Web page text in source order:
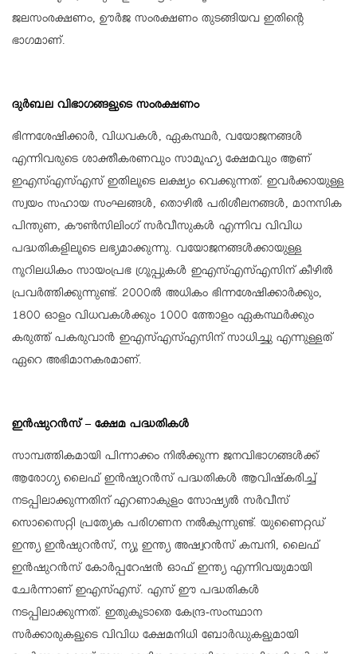
ജലസംരക്ഷണം, ഊര്‍ജ സംരക്ഷണം തുടങ്ങിയവ ഇതിന്റെ
ഭാഗമാണ്.
ദുര്‍ബല വിഭാഗങ്ങളുടെ സംരക്ഷണം
ഭിന്നശേഷിക്കാര്‍, വിധവകള്‍, ഏകസ്ഥര്‍, വയോജനങ്ങള്‍
എന്നിവരുടെ ശാക്തീകരണവും സാമൂഹ്യ ക്ഷേമവും ആണ്
ഇഎസ്എസ്എസ് ഇതിലൂടെ ലക്ഷ്യം വെക്കുന്നത്. ഇവര്‍ക്കായുള്ള
സ്വയം സഹായ സംഘങ്ങള്‍, തൊഴില്‍ പരിശീലനങ്ങള്‍, മാനസിക
പിന്തുണ, കൗണ്‍സിലിംഗ് സര്‍വീസുകള്‍ എന്നിവ വിവിധ
പദ്ധതികളിലൂടെ ലഭ്യമാക്കുന്നു. വയോജനങ്ങള്‍ക്കായുള്ള
നൂറിലധികം സായംപ്രഭ ഗ്രൂപ്പുകള്‍ ഇഎസ്എസ്എസിന് കീഴില്‍
പ്രവര്‍ത്തിക്കുന്നുണ്ട്. 2000ല്‍ അധികം ഭിന്നശേഷിക്കാര്‍ക്കും,
1800 ഓളം വിധവകള്‍ക്കും 1000 ത്തോളം ഏകസ്ഥര്‍ക്കും
കരുത്ത് പകരുവാന്‍ ഇഎസ്എസ്എസിന് സാധിച്ചു എന്നുള്ളത്
ഏറെ അഭിമാനകരമാണ്.
ഇന്‍ഷുറന്‍സ് – ക്ഷേമ പദ്ധതികള്‍
സാമ്പത്തികമായി പിന്നാക്കം നില്‍ക്കുന്ന ജനവിഭാഗങ്ങള്‍ക്ക്
ആരോഗ്യ ലൈഫ് ഇന്‍ഷുറന്‍സ് പദ്ധതികള്‍ ആവിഷ്‌കരിച്ച്
നടപ്പിലാക്കുന്നതിന് എറണാകുളം സോഷ്യല്‍ സര്‍വീസ്
സൊസൈറ്റി പ്രത്യേക പരിഗണന നല്‍കുന്നുണ്ട്. യുണൈറ്റഡ്
ഇന്ത്യ ഇന്‍ഷുറന്‍സ്, ന്യൂ ഇന്ത്യ അഷ്വറന്‍സ് കമ്പനി, ലൈഫ്
ഇന്‍ഷുറന്‍സ് കോര്‍പ്പറേഷന്‍ ഓഫ് ഇന്ത്യ എന്നിവയുമായി
ചേര്‍ന്നാണ് ഇഎസ്എസ്. എസ് ഈ പദ്ധതികള്‍
നടപ്പിലാക്കുന്നത്. ഇതുകൂടാതെ കേന്ദ്ര-സംസ്ഥാന
സര്‍ക്കാരുകളുടെ വിവിധ ക്ഷേമനിധി ബോര്‍ഡുകളുമായി